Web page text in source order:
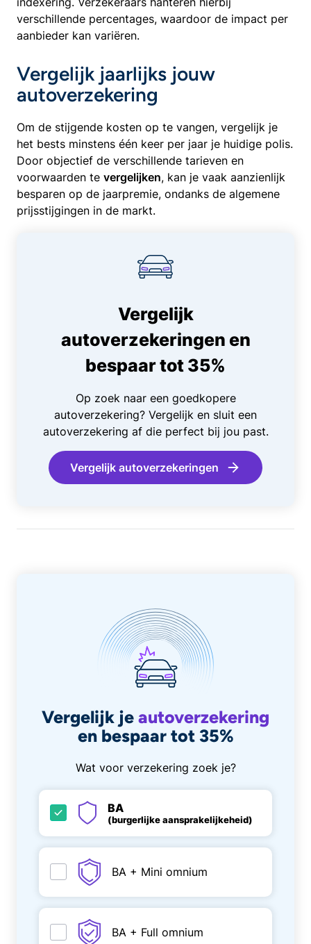
verschillende percentages, waardoor de impact per
aanbieder kan variëren.
Vergelijk jaarlijks jouw
autoverzekering
Om de stijgende kosten op te vangen, vergelijk je
het bests minstens één keer per jaar je huidige polis.
Door objectief de verschillende tarieven en
voorwaarden te vergelijken, kan je vaak aanzienlijk
besparen op de jaarpremie, ondanks de algemene
prijsstijgingen in de markt.
Vergelijk
autoverzekeringen en
bespaar tot 35%
Op zoek naar een goedkopere
autoverzekering? Vergelijk en sluit een
autoverzekering af die perfect bij jou past.
Vergelijk autoverzekeringen
Vergelijk je autoverzekering
en bespaar tot 35%
Wat voor verzekering zoek je?
BA
(burgerlijke aansprakelijkeheid)
BA + Mini omnium
BA + Full omnium